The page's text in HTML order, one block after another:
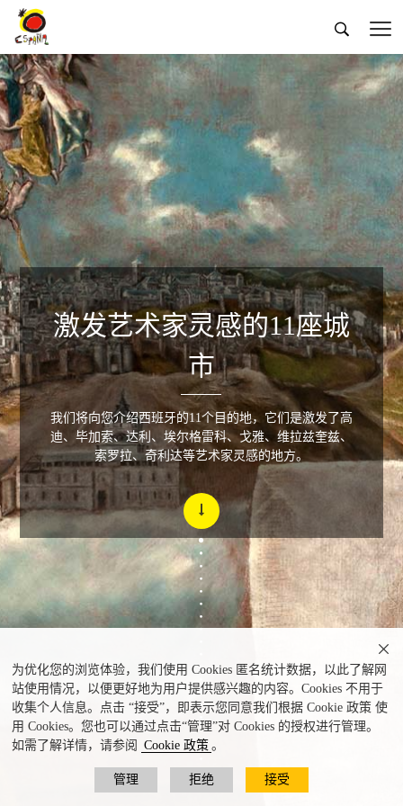
 
为优化您的浏览体验，我们使用 Cookies 匿名统计数据，以此了解网
站使用情况，以便更好地为用户提供感兴趣的内容。Cookies 不用于
收集个人信息。点击 “接受”，即表示您同意我们根据 Cookie 政策 使
用 Cookies。您也可以通过点击“管理”对 Cookies 的授权进行管理。
如需了解详情，请参阅
Cookie 政策 。
管理 拒绝 接受

激发艺术家灵感的11座城
市
我们将向您介绍西班牙的11个目的地，它们是激发了高
迪、毕加索、达利、埃尔格雷科、戈雅、维拉兹奎兹、
索罗拉、奇利达等艺术家灵感的地方。